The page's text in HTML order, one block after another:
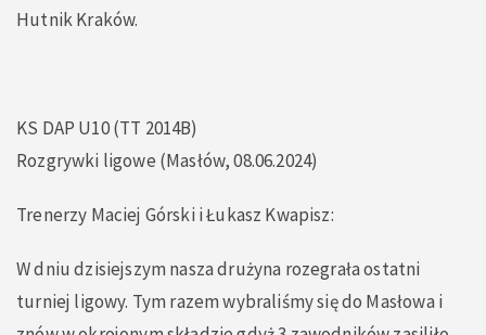
Hutnik Kraków.
KS DAP U10 (TT 2014B)
Rozgrywki ligowe (Masłów, 08.06.2024)
Trenerzy Maciej Górski i Łukasz Kwapisz:
W dniu dzisiejszym nasza drużyna rozegrała ostatni
turniej ligowy. Tym razem wybraliśmy się do Masłowa i